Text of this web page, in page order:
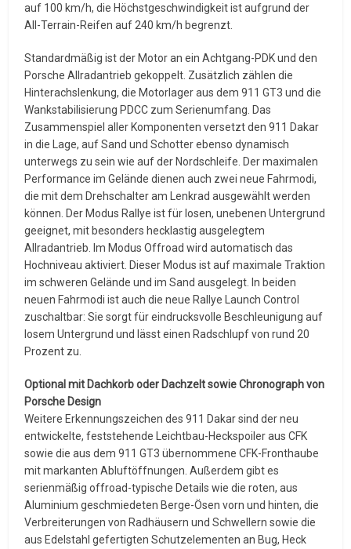
auf 100 km/h, die Höchstgeschwindigkeit ist aufgrund der
All-Terrain-Reifen auf 240 km/h begrenzt.
Standardmäßig ist der Motor an ein Achtgang-PDK und den
Porsche Allradantrieb gekoppelt. Zusätzlich zählen die
Hinterachslenkung, die Motorlager aus dem 911 GT3 und die
Wankstabilisierung PDCC zum Serienumfang. Das
Zusammenspiel aller Komponenten versetzt den 911 Dakar
in die Lage, auf Sand und Schotter ebenso dynamisch
unterwegs zu sein wie auf der Nordschleife. Der maximalen
Performance im Gelände dienen auch zwei neue Fahrmodi,
die mit dem Drehschalter am Lenkrad ausgewählt werden
können. Der Modus Rallye ist für losen, unebenen Untergrund
geeignet, mit besonders hecklastig ausgelegtem
Allradantrieb. Im Modus Offroad wird automatisch das
Hochniveau aktiviert. Dieser Modus ist auf maximale Traktion
im schweren Gelände und im Sand ausgelegt. In beiden
neuen Fahrmodi ist auch die neue Rallye Launch Control
zuschaltbar: Sie sorgt für eindrucksvolle Beschleunigung auf
losem Untergrund und lässt einen Radschlupf von rund 20
Prozent zu.
Optional mit Dachkorb oder Dachzelt sowie Chronograph von
Porsche Design
Weitere Erkennungszeichen des 911 Dakar sind der neu
entwickelte, feststehende Leichtbau-Heckspoiler aus CFK
sowie die aus dem 911 GT3 übernommene CFK-Fronthaube
mit markanten Abluftöffnungen. Außerdem gibt es
serienmäßig offroad-typische Details wie die roten, aus
Aluminium geschmiedeten Berge-Ösen vorn und hinten, die
Verbreiterungen von Radhäusern und Schwellern sowie die
aus Edelstahl gefertigten Schutzelementen an Bug, Heck